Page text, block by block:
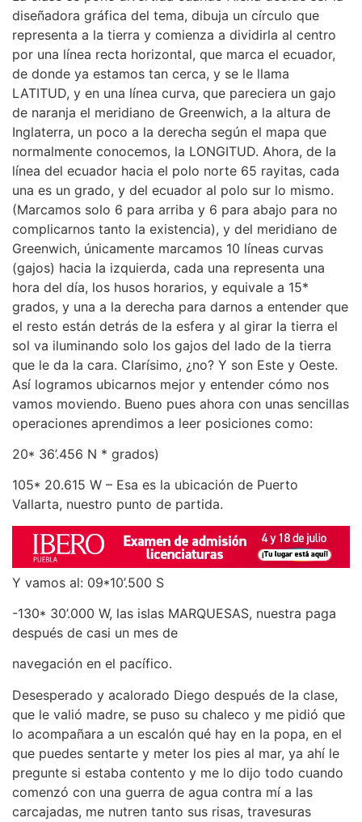
diseñadora gráfica del tema, dibuja un círculo que
representa a la tierra y comienza a dividirla al centro
por una línea recta horizontal, que marca el ecuador,
de donde ya estamos tan cerca, y se le llama
LATITUD, y en una línea curva, que pareciera un gajo
de naranja el meridiano de Greenwich, a la altura de
Inglaterra, un poco a la derecha según el mapa que
normalmente conocemos, la LONGITUD. Ahora, de la
línea del ecuador hacia el polo norte 65 rayitas, cada
una es un grado, y del ecuador al polo sur lo mismo.
(Marcamos solo 6 para arriba y 6 para abajo para no
complicarnos tanto la existencia), y del meridiano de
Greenwich, únicamente marcamos 10 líneas curvas
(gajos) hacia la izquierda, cada una representa una
hora del día, los husos horarios, y equivale a 15*
grados, y una a la derecha para darnos a entender que
el resto están detrás de la esfera y al girar la tierra el
sol va iluminando solo los gajos del lado de la tierra
que le da la cara. Clarísimo, ¿no? Y son Este y Oeste.
Así logramos ubicarnos mejor y entender cómo nos
vamos moviendo. Bueno pues ahora con unas sencillas
operaciones aprendimos a leer posiciones como:
20* 36’.456 N * grados)
105* 20.615 W – Esa es la ubicación de Puerto
Vallarta, nuestro punto de partida.
Y vamos al: 09*10’.500 S
-130* 30’.000 W, las islas MARQUESAS, nuestra paga
después de casi un mes de
navegación en el pacífico.
Desesperado y acalorado Diego después de la clase,
que le valió madre, se puso su chaleco y me pidió que
lo acompañara a un escalón qué hay en la popa, en el
que puedes sentarte y meter los pies al mar, ya ahí le
pregunte si estaba contento y me lo dijo todo cuando
comenzó con una guerra de agua contra mí a las
carcajadas, me nutren tanto sus risas, travesuras